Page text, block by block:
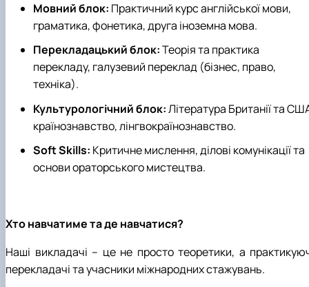
Мовний блок: Практичний курс англійської мови,
граматика, фонетика, друга іноземна мова.
Перекладацький блок:Теорія та практика
перекладу, галузевий переклад (бізнес, право,
техніка).
Культурологічний блок:Література Британії та
країнознавство, лінгвокраїнознавство.
Soft Skills: Критичне мислення, ділові комунікації та
основи ораторського мистецтва.
Хто навчатиме та де навчатися?
Наші викладачі – це не просто теоретики, а
перекладачі та учасники міжнародних стажувань.